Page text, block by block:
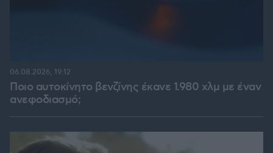
Ποιο αυτοκίνητο βενζίνης έκανε 1.980 χλμ με έναν
ανεφοδιασμό;
06.08.2026, 19:12